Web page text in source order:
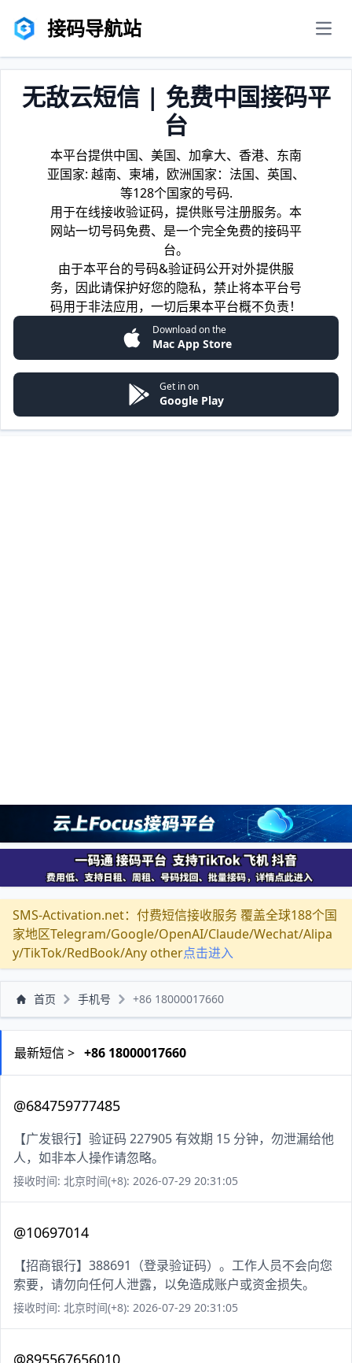
接码导航站
无敌云短信 | 免费中国接码平
台
本平台提供中国、美国、加拿大、香港、东南
亚国家: 越南、柬埔，欧洲国家：法国、英国、
等128个国家的号码.
用于在线接收验证码，提供账号注册服务。本
网站一切号码免费、是一个完全免费的接码平
台。
由于本平台的号码&验证码公开对外提供服
务，因此请保护好您的隐私，禁止将本平台号
码用于非法应用，一切后果本平台概不负责！
Download on the
Mac App Store
Get in on
Google Play
SMS-Activation.net：付费短信接收服务 覆盖全球188个国
家地区Telegram/Google/OpenAI/Claude/Wechat/Alipa
y/TikTok/RedBook/Any other点击进入
首页 手机号 +86 18000017660
最新短信 > +86 18000017660
@684759777485
【广发银行】验证码 227905 有效期 15 分钟，勿泄漏给他
人，如非本人操作请忽略。
接收时间: 北京时间(+8): 2026-07-29 20:31:05
@10697014
【招商银行】388691（登录验证码）。工作人员不会向您
索要，请勿向任何人泄露，以免造成账户或资金损失。
接收时间: 北京时间(+8): 2026-07-29 20:31:05
@895567656010